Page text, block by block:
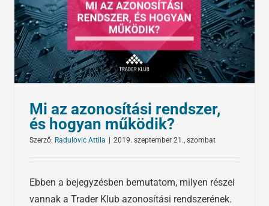
Mi az azonosítási rendszer,
és hogyan működik?
Szerző: Radulovic Attila 2019. szeptember 21., szombat
Ebben a bejegyzésben bemutatom, milyen részei
vannak a Trader Klub azonosítási rendszerének.